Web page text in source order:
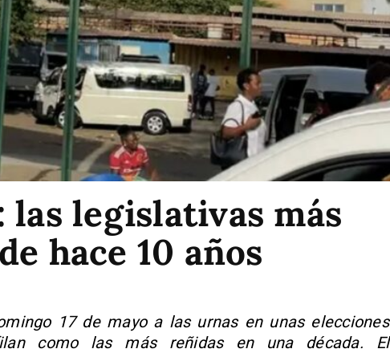
las legislativas más
hace 10 años
17 de mayo a las urnas en unas elecciones
como las más reñidas en una década. El